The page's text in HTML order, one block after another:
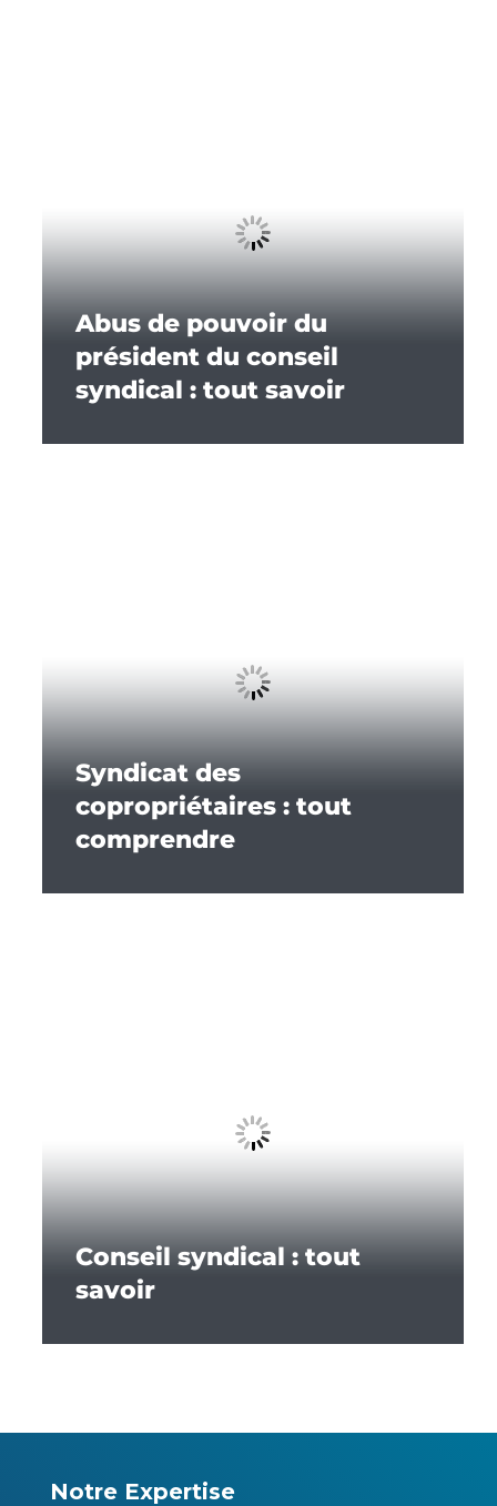
Abus de pouvoir du
président du conseil
syndical : tout savoir
Syndicat des
copropriétaires : tout
comprendre
Conseil syndical : tout
savoir
Notre Expertise